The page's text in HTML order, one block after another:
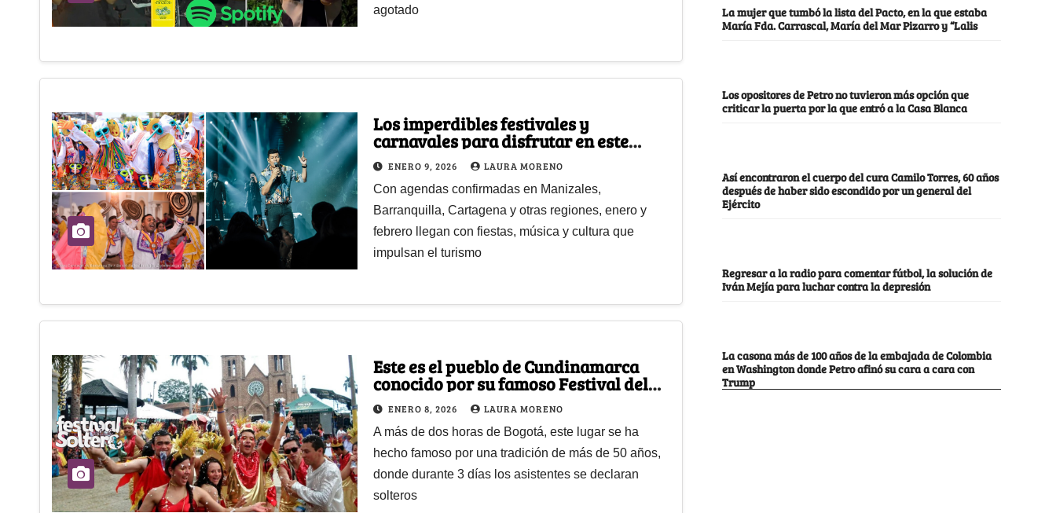
agotado
Los imperdibles festivales y
carnavales para disfrutar en este
comienzo de año
ENERO 9, 2026 LAURA MORENO
Con agendas confirmadas en Manizales,
Barranquilla, Cartagena y otras regiones, enero y
febrero llegan con fiestas, música y cultura que
impulsan el turismo
Este es el pueblo de Cundinamarca
conocido por su famoso Festival del
Soltero, una celebración para
conseguir pareja
ENERO 8, 2026 LAURA MORENO
A más de dos horas de Bogotá, este lugar se ha
hecho famoso por una tradición de más de 50 años,
donde durante 3 días los asistentes se declaran
solteros
La mujer que tumbó la lista del Pacto, en la que estaba
María Fda. Carrascal, María del Mar Pizarro y “Lalis
Los opositores de Petro no tuvieron más opción que
criticar la puerta por la que entró a la Casa Blanca
Así encontraron el cuerpo del cura Camilo Torres, 60 años
después de haber sido escondido por un general del
Ejército
Regresar a la radio para comentar fútbol, la solución de
Iván Mejía para luchar contra la depresión
La casona más de 100 años de la embajada de Colombia
en Washington donde Petro afinó su cara a cara con
Trump